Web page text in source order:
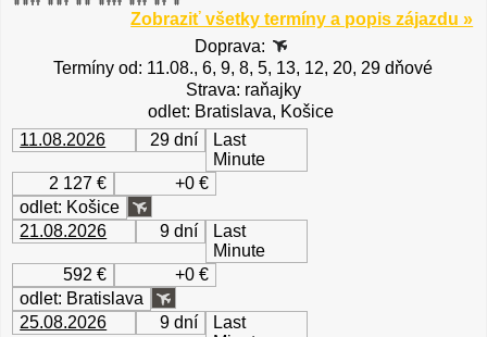
Zobraziť všetky termíny a popis zájazdu »
Doprava:
Termíny od: 11.08., 6, 9, 8, 5, 13, 12, 20, 29 dňové
Strava: raňajky
odlet: Bratislava, Košice
11.08.2026
29 dní
Last
Minute
2 127 €
+0 €
odlet: Košice
21.08.2026
9 dní
Last
Minute
592 €
+0 €
odlet: Bratislava
25.08.2026
9 dní
Last